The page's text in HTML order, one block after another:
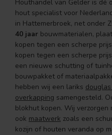
Houthandel van Gelder is dé
hout specialist voor
in Hattemerbroek, net onder
40 jaar bouwmaterialen,
kopen tegen een scherpe
kopen tegen een scherpe
een nieuwe schutting of
bouwpakket of
hebben wij een lariks
overkapping samengesteld.
blokhut kopen. Wij
ook maatwerk zoals een
kozijn of houten veranda op